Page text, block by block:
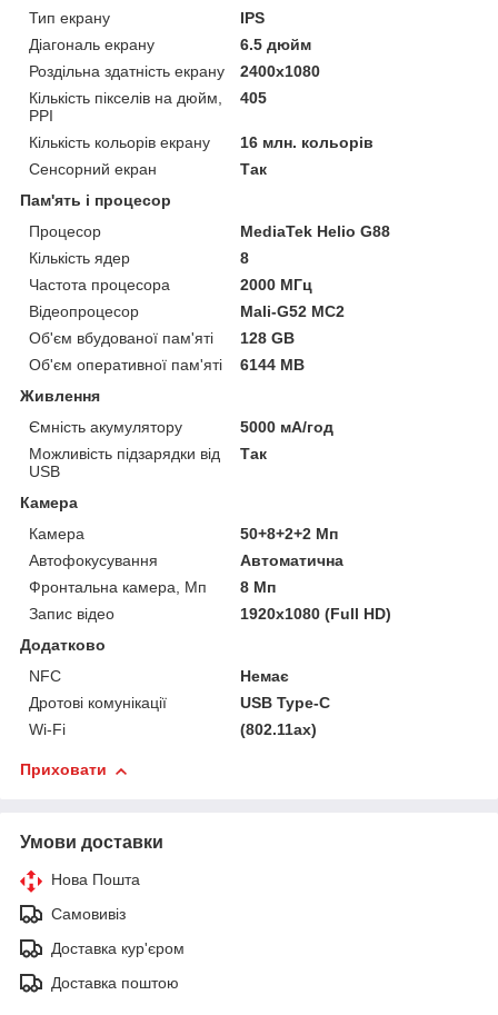
Тип екрану
IPS
Діагональ екрану
6.5 дюйм
Роздільна здатність екрану
2400x1080
Кількість пікселів на дюйм,
PPI
405
Кількість кольорів екрану
16 млн. кольорів
Сенсорний екран
Так
Пам'ять і процесор
Процесор
MediaTek Helio G88
Кількість ядер
8
Частота процесора
2000 МГц
Відеопроцесор
Mali-G52 MC2
Об'єм вбудованої пам'яті
128 GB
Об'єм оперативної пам'яті
6144 MB
Живлення
Ємність акумулятору
5000 мА/год
Можливість підзарядки від
USB
Так
Камера
Камера
50+8+2+2 Мп
Автофокусування
Автоматична
Фронтальна камера, Мп
8 Мп
Запис відео
1920x1080 (Full HD)
Додатково
NFC
Немає
Дротові комунікації
USB Type-C
Wi-Fi
(802.11ax)
Приховати
Умови доставки
Нова Пошта
Самовивіз
Доставка кур'єром
Доставка поштою